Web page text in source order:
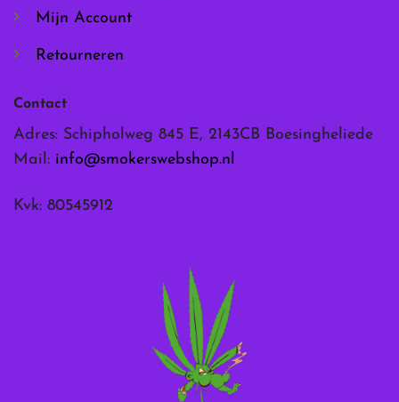
Mijn Account
Retourneren
Contact
Adres: Schipholweg 845 E, 2143CB Boesingheliede
Mail: info@smokerswebshop.nl
Kvk: 80545912